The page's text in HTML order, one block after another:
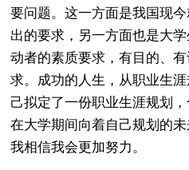
要问题。这一方面是我国现
出的要求，另一方面也是大
动者的素质要求，有目的、
求。成功的人生，从职业生
己拟定了一份职业生涯规划，
在大学期间向着自己规划的
我相信我会更加努力。